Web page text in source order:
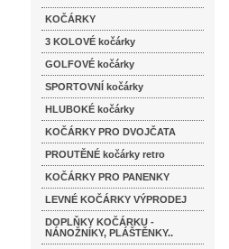
KOČÁRKY
3 KOLOVÉ kočárky
GOLFOVÉ kočárky
SPORTOVNÍ kočárky
HLUBOKÉ kočárky
KOČÁRKY PRO DVOJČATA
PROUTĚNÉ kočárky retro
KOČÁRKY PRO PANENKY
LEVNÉ KOČÁRKY VÝPRODEJ
DOPLŇKY KOČÁRKU -
NÁNOŽNÍKY, PLÁŠTĚNKY..